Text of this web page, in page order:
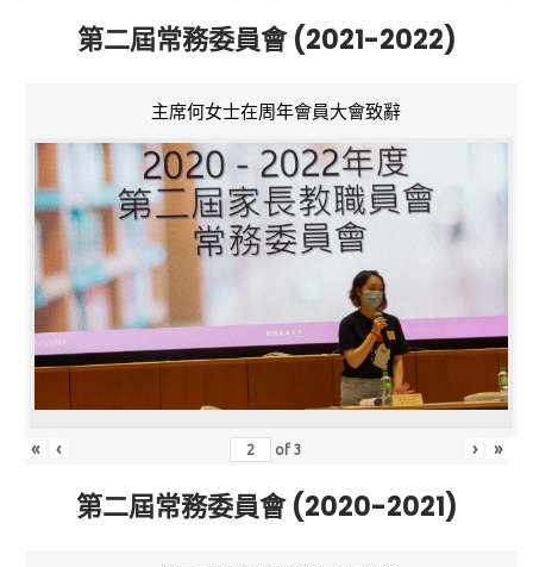
第二屆常務委員會 (2021-2022)
主席何女士在周年會員大會致辭
« ‹ of3 › »
第二屆常務委員會 (2020-2021)